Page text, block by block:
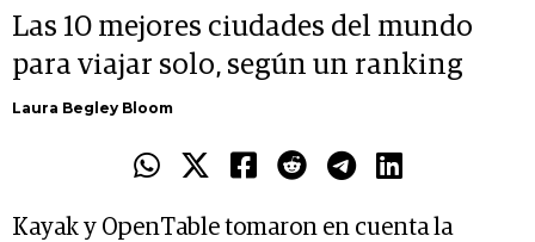
Las 10 mejores ciudades del mundo
para viajar solo, según un ranking
Laura Begley Bloom
Kayak y OpenTable tomaron en cuenta la